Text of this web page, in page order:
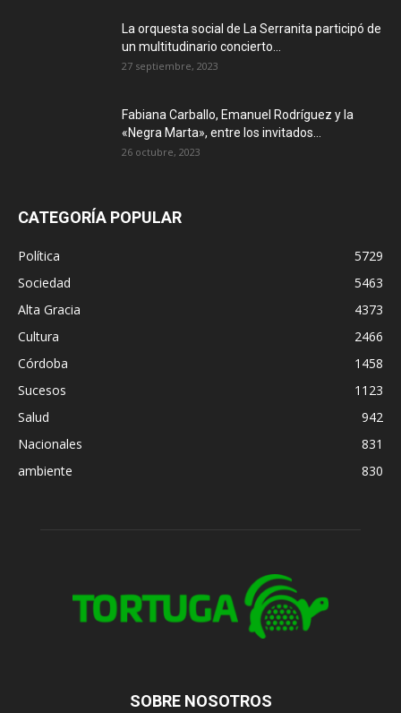
La orquesta social de La Serranita participó de
un multitudinario concierto...
27 septiembre, 2023
Fabiana Carballo, Emanuel Rodríguez y la
«Negra Marta», entre los invitados...
26 octubre, 2023
CATEGORÍA POPULAR
Política
5729
Sociedad
5463
Alta Gracia
4373
Cultura
2466
Córdoba
1458
Sucesos
1123
Salud
942
Nacionales
831
ambiente
830
SOBRE NOSOTROS